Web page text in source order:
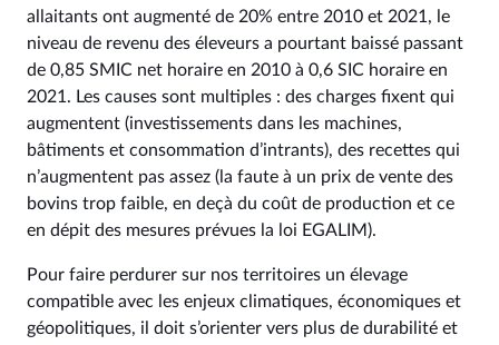
allaitants ont augmenté de 20% entre 2010 et 2021, le
niveau de revenu des éleveurs a pourtant baissé passant
de 0,85 SMIC net horaire en 2010 à 0,6 SIC horaire en
2021. Les causes sont multiples : des charges fixent qui
augmentent (investissements dans les machines,
bâtiments et consommation d’intrants), des recettes qui
n’augmentent pas assez (la faute à un prix de vente des
bovins trop faible, en deçà du coût de production et ce
en dépit des mesures prévues la loi EGALIM).
Pour faire perdurer sur nos territoires un élevage
compatible avec les enjeux climatiques, économiques et
géopolitiques, il doit s’orienter vers plus de durabilité et